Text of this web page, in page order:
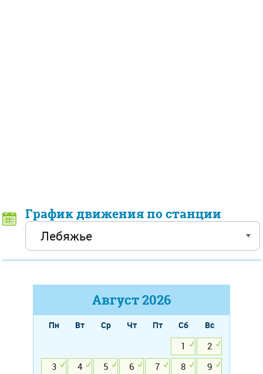
График движения по станции
Август2026
Пн Вт Ср Чт Пт Сб
Вс
1
2
3
4 5 6 7 8
9